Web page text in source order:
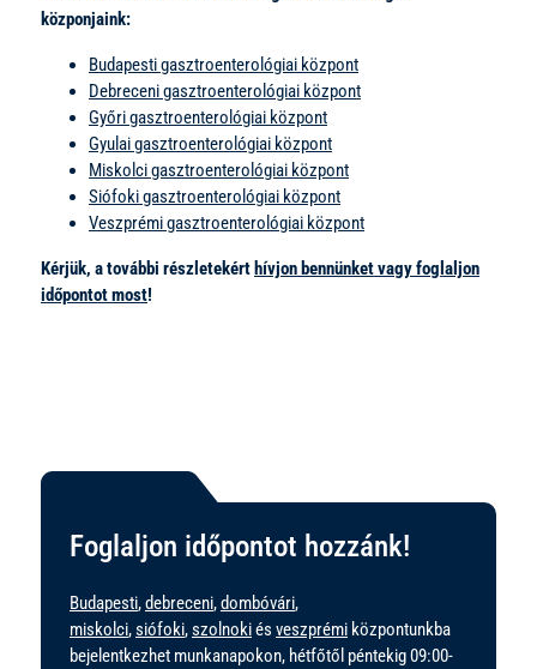
közponjaink:
Budapesti gasztroenterológiai központ
Debreceni gasztroenterológiai központ
Győri gasztroenterológiai központ
Gyulai gasztroenterológiai központ
Miskolci gasztroenterológiai központ
Siófoki gasztroenterológiai központ
Veszprémi gasztroenterológiai központ
Kérjük, a további részletekért hívjon bennünket vagy foglaljon
időpontot most!
Foglaljon időpontot hozzánk!
Budapesti,debreceni,dombóvári,
miskolci,siófoki,szolnokiés veszprémi központunkba
bejelentkezhet munkanapokon, hétfőtől péntekig 09:00-